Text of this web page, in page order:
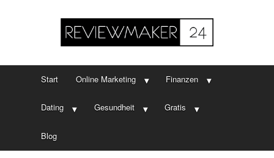
Start Online Marketing Finanzen
Dating Gesundheit Gratis
Blog